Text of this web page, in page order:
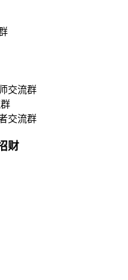
交流群
交流群
财